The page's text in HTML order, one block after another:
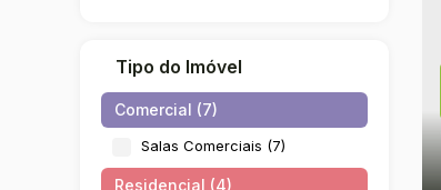
Tipo do Imóvel
Comercial (7)
Salas Comerciais (7)
Residencial (4)